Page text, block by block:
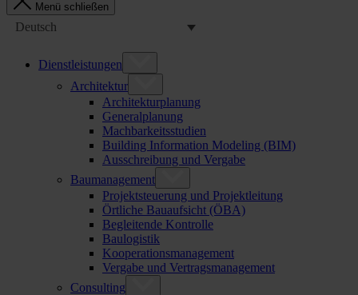
Menü schließen
Deutsch
Dienstleistungen
Architektur
Architekturplanung
Generalplanung
Machbarkeitsstudien
Building Information Modeling (BIM)
Ausschreibung und Vergabe
Baumanagement
Projektsteuerung und Projektleitung
Örtliche Bauaufsicht (ÖBA)
Begleitende Kontrolle
Baulogistik
Kooperationsmanagement
Vergabe und Vertragsmanagement
Consulting